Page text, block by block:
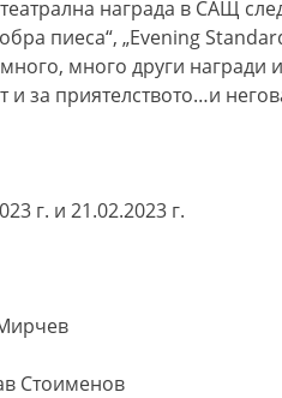
награда в САЩ
пиеса“, „Evening
много други награди
и за приятелството…и
г. и 21.02.2023 г.
Стоименов